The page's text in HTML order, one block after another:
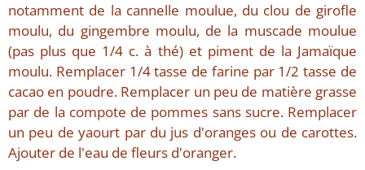
notamment de la cannelle moulue, du clou de girofle
moulu, du gingembre moulu, de la muscade moulue
(pas plus que 1/4 c. à thé) et piment de la Jamaïque
moulu. Remplacer 1/4 tasse de farine par 1/2 tasse de
cacao en poudre. Remplacer un peu de matière grasse
par de la compote de pommes sans sucre. Remplacer
un peu de yaourt par du jus d'oranges ou de carottes.
Ajouter de l'eau de fleurs d'oranger.